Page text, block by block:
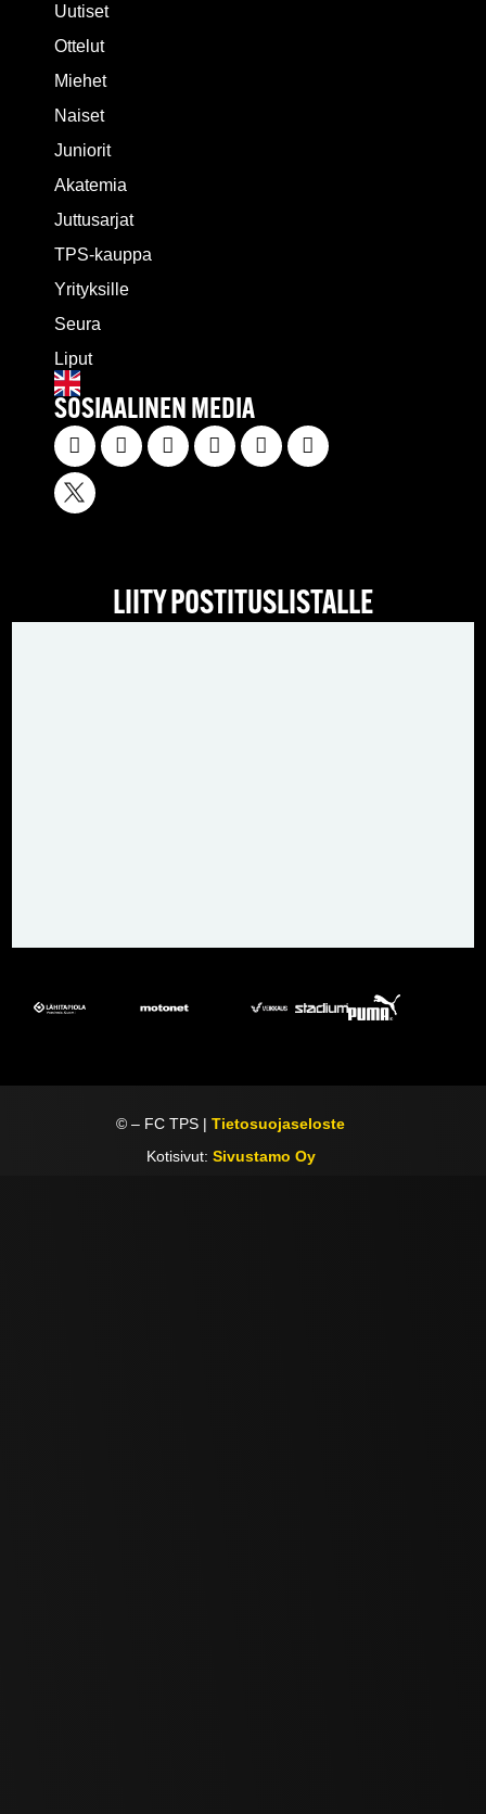
Uutiset
Ottelut
Miehet
Naiset
Juniorit
Akatemia
Juttusarjat
TPS-kauppa
Yrityksille
Seura
Liput
SOSIAALINEN MEDIA
LIITY POSTITUSLISTALLE
©– FC TPS |Tietosuojaseloste
Kotisivut: Sivustamo Oy